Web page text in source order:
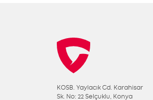
KOSB. Yaylacık Cd. Karahisar
Sk. No: 22 Selçuklu, Konya